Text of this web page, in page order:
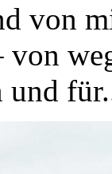
von
von
und